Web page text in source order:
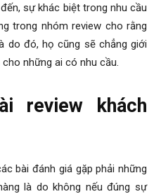
sự khác biệt trong nhu cầu
trong nhóm review cho rằng
do đó, họ cũng sẽ chẳng giới
những ai có nhu cầu.
review khách
bài đánh giá gặp phải những
là do không nếu đúng sự